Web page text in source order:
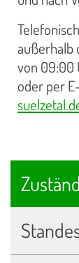
außerhalb
von 09:00
oder per